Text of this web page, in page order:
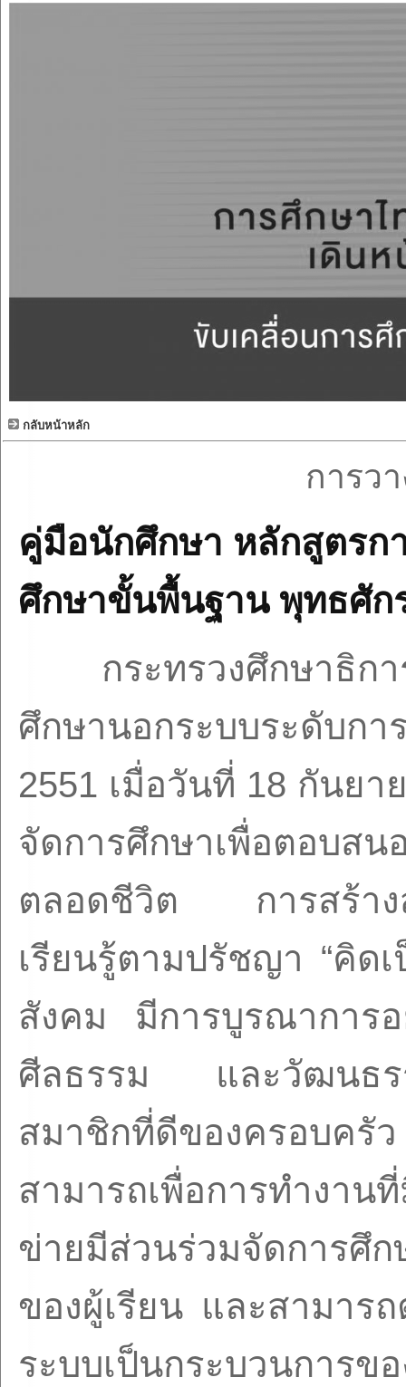
กลับหน้าหลัก
การว
คู่มือนักศึกษา หลักสูตรก
ศึกษาขั้นพื้นฐาน พุทธศั
กระทรวงศึกษาธิก
ศึกษานอกระบบระดับก
2551 เมื่อวันที่ 18 กันยา
จัดการศึกษาเพื่อตอบส
ตลอดชีวิต การสร้างสั
เรียนรู้ตามปรัชญา “คิด
สังคม มีการบูรณาการ
ศีลธรรม และวัฒนธร
สมาชิกที่ดีของครอบครั
สามารถเพื่อการทำง
ข่ายมีส่วนร่วมจัดการศึ
ของผู้เรียน และสามาร
ระบบเป็นกระบวนการ